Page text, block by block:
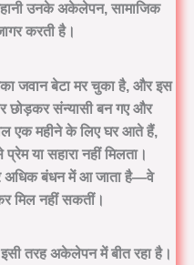
उनके अकेलेपन, सामाजिक
करती है।
जवान बेटा मर चुका है, और इस
छोड़कर संन्यासी बन गए और
एक महीने के लिए घर आते हैं,
या सहारा नहीं मिलता।
बंधन में आ जाता है—वे
मिल नहीं सकतीं।
तरह अकेलेपन में बीत रहा है।